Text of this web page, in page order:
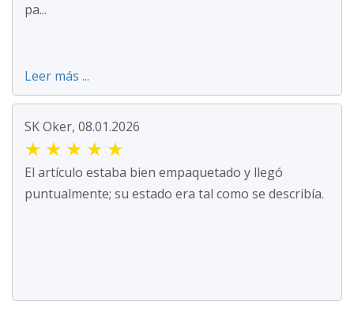
pa...
Leer más ...
SK Oker, 08.01.2026
★ ★ ★ ★ ★
El artículo estaba bien empaquetado y llegó
puntualmente; su estado era tal como se describía.